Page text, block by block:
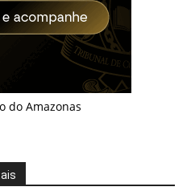
do Amazonas